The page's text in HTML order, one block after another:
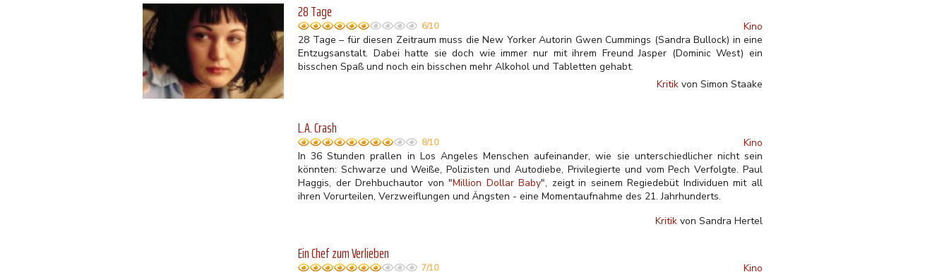
28 Tage
6/10
Kino
28 Tage – für diesen Zeitraum muss die New Yorker Autorin Gwen Cummings (Sandra Bullock) in eine
Entzugsanstalt. Dabei hatte sie doch wie immer nur mit ihrem Freund Jasper (Dominic West) ein
bisschen Spaß und noch ein bisschen mehr Alkohol und Tabletten gehabt.
Kritik von Simon Staake
L.A. Crash
8/10
Kino
In 36 Stunden prallen in Los Angeles Menschen aufeinander, wie sie unterschiedlicher nicht sein
könnten: Schwarze und Weiße, Polizisten und Autodiebe, Privilegierte und vom Pech Verfolgte. Paul
Haggis, der Drehbuchautor von "Million Dollar Baby", zeigt in seinem Regiedebüt Individuen mit all
ihren Vorurteilen, Verzweiflungen und Ängsten - eine Momentaufnahme des 21. Jahrhunderts.
Kritik von Sandra Hertel
Ein Chef zum Verlieben
7/10 Kino